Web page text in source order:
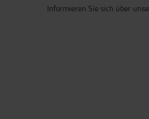
Informieren Sie sich über